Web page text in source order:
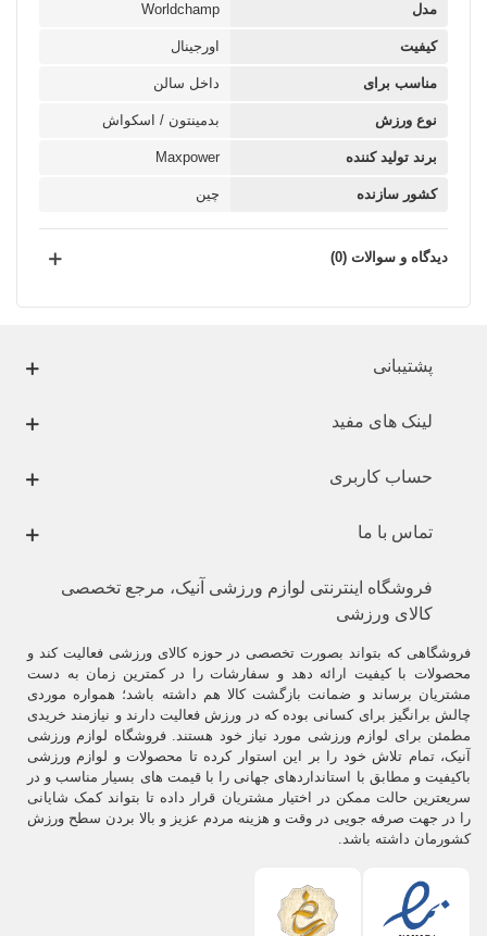
مدل Worldchamp
کیفیت اورجینال
مناسب برای داخل سالن
نوع ورزش بدمینتون / اسکواش
برند تولید کننده Maxpower
کشور سازنده چین
دیدگاه و سوالات (0)
پشتیبانی
لینک های مفید
حساب کاربری
تماس با ما
فروشگاه اینترنتی لوازم ورزشی آنیک، مرجع تخصصی
کالای ورزشی
فروشگاهی که بتواند بصورت تخصصی در حوزه کالای ورزشی فعالیت کند و
محصولات با کیفیت ارائه دهد و سفارشات را در کمترین زمان به دست
مشتریان برساند و ضمانت بازگشت کالا هم داشته باشد؛ همواره موردی
چالش برانگیز برای کسانی بوده که در ورزش فعالیت دارند و نیازمند خریدی
مطمئن برای لوازم ورزشی مورد نیاز خود هستند. فروشگاه لوازم ورزشی
آنیک، تمام تلاش خود را بر این استوار کرده تا محصولات و لوازم ورزشی
باکیفیت و مطابق با استانداردهای جهانی را با قیمت های بسیار مناسب و در
سریعترین حالت ممکن در اختیار مشتریان قرار داده تا بتواند کمک شایانی
را در جهت صرفه جویی در وقت و هزینه مردم عزیز و بالا بردن سطح ورزش
کشورمان داشته باشد.